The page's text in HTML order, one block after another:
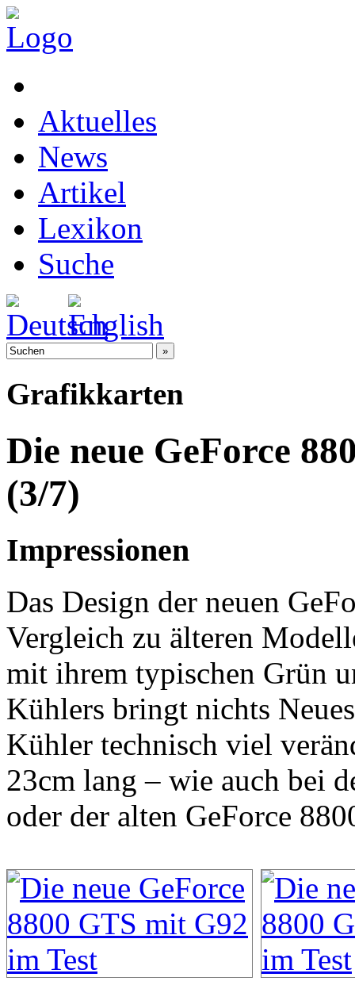
Aktuelles
News
Artikel
Lexikon
Suche
Grafikkarten
Die neue GeForce
(3/7)
Impressionen
Das Design der neuen
Vergleich zu älteren
mit ihrem typischen Grün
Kühlers bringt nichts
Kühler technisch viel
23cm lang – wie auch bei
oder der alten GeForce